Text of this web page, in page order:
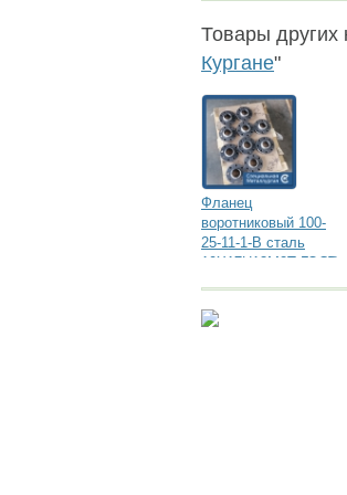
Товары других
Кургане"
Фланец
воротниковый 100-
25-11-1-B сталь
10Х17Н13М2Т ГОСТ